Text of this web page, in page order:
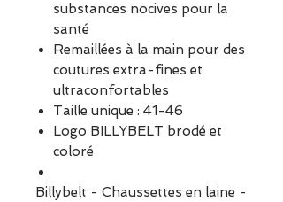
substances nocives pour la
santé
Remaillées à la main pour des
coutures extra-fines et
ultraconfortables
Taille unique : 41-46
Logo BILLYBELT brodé et
coloré
Billybelt - Chaussettes en laine -